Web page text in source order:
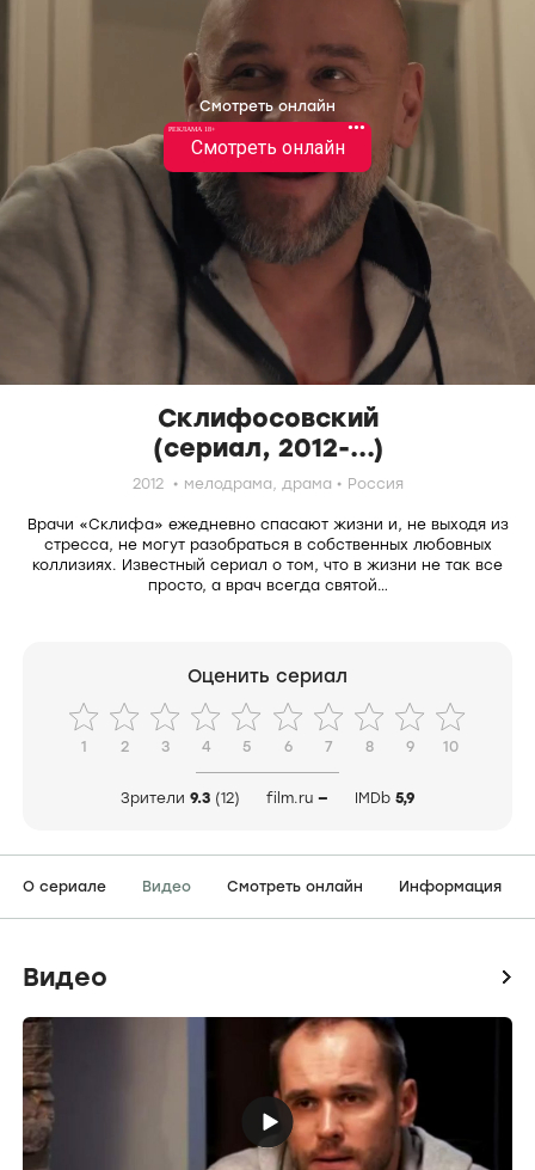
Смотреть онлайн
•••
РЕКЛАМА 18+
Смотреть онлайн
Склифосовский
(сериал, 2012-...)
2012 мелодрама, драма Россия
Врачи «Склифа» ежедневно спасают жизни и, не выходя из
стресса, не могут разобраться в собственных любовных
коллизиях. Известный сериал о том, что в жизни не так все
просто, а врач всегда святой…
Оценить сериал
1 2 3 4 5 6 7 8 9 10
Зрители 9.3 (12) film.ru — IMDb 5,9
О сериале Видео Смотреть онлайн Информация
Видео icon